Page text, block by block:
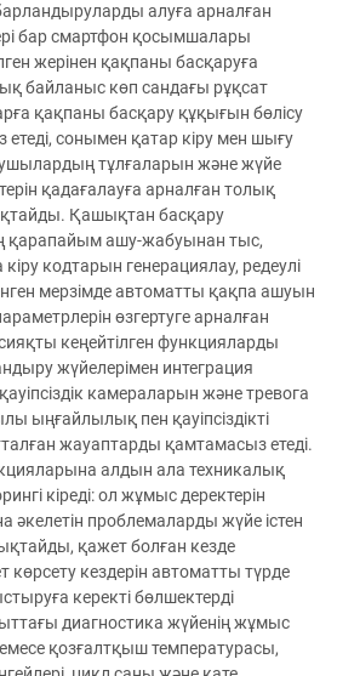
алуға арналған
бар смартфон қосымшалары
жерінен қақпаны басқаруға
байланыс көп сандағы рұқсат
қақпаны басқару құқығын бөлісу
етеді, сонымен қатар кіру мен шығу
тұлғаларын және жүйе
қадағалауға арналған толық
Қашықтан басқару
қарапайым ашу-жабуынан тыс,
кодтарын генерациялау, редеулі
мерзімде автоматты қақпа ашуын
өзгертуге арналған
кеңейтілген функцияларды
жүйелерімен интеграция
камераларын және тревога
ыңғайлылық пен қауіпсіздікті
жауаптарды қамтамасыз етеді.
алдын ала техникалық
кіреді: ол жұмыс деректерін
әкелетін проблемаларды жүйе істен
қажет болған кезде
кездерін автоматты түрде
керекті бөлшектерді
диагностика жүйенің жұмыс
қозғалтқыш температурасы,